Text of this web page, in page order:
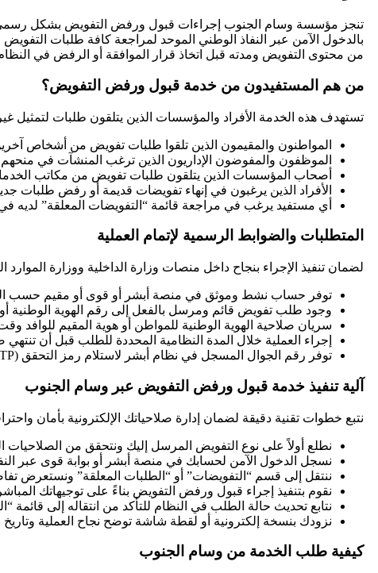
تنجز مؤسسة وسام الجنوب إجراءات قبول ورفض التفويض بشكل رسمي
بالدخول الآمن عبر النفاذ الوطني الموحد لمراجعة كافة طلبات التفويض
من محتوى التفويض ومدته قبل اتخاذ قرار الموافقة أو الرفض في
من هم المستفيدون من خدمة قبول ورفض التفويض؟
تستهدف هذه الخدمة الأفراد والمؤسسات الذين يتلقون طلبات لتمثيل
المواطنون والمقيمون الذين تلقوا طلبات تفويض من أشخاص
الموظفون والمفوضون الإداريون الذين ترغب المنشآت في
أصحاب المؤسسات الذين يتلقون طلبات تفويض من مكاتب الخدمات
الأفراد الذين يرغبون في إنهاء تفويضات قديمة أو رفض طلبات
أي مستفيد يرغب في مراجعة قائمة “التفويضات المعلقة” لديه
المتطلبات والضوابط الرسمية لإتمام العملية
لضمان تنفيذ الإجراء بنجاح داخل منصات وزارة الداخلية ووزارة الموارد
توفر حساب نشط وموثق في منصة أبشر أو قوى أو مقيم حسب
وجود طلب تفويض قائم ومرسل بالفعل إلى رقم الهوية الوطنية أو
سريان صلاحية الهوية الوطنية للمواطن أو هوية المقيم للوافد
إجراء العملية خلال المدة النظامية المحددة للطلب قبل أن تنتهي
توفر رقم الجوال المسجل في نظام أبشر لاستلام رمز التحقق (OTP) اللازم لاعتماد الإجراء النهائي.
آلية تنفيذ خدمة قبول ورفض التفويض عبر وسام الجنوب
نتبع خطوات تقنية دقيقة لضمان إدارة صلاحياتك الإلكترونية بأمان
نطلع أولاً على نوع التفويض المرسل إليك ونتحقق من
نسجل الدخول الآمن لحسابك في منصة أبشر أو بوابة قوى عبر
ننتقل إلى قسم “التفويضات” أو “الطلبات المعلقة” ونستعرض
نقوم بتنفيذ إجراء قبول ورفض التفويض بناءً على توجيهاتك
نتابع تحديث حالة الطلب في النظام للتأكد من انتقاله إلى
نزودك بنسخة إلكترونية أو لقطة شاشة توضح نجاح العملية وتاريخ
كيفية طلب الخدمة من وسام الجنوب